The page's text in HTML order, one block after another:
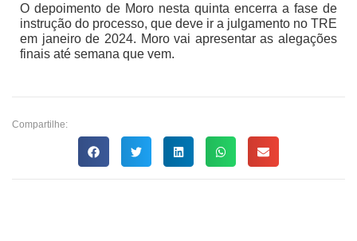
O depoimento de Moro nesta quinta encerra a fase de
instrução do processo, que deve ir a julgamento no TRE
em janeiro de 2024. Moro vai apresentar as alegações
finais até semana que vem.
Compartilhe: